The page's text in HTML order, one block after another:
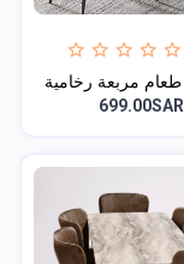
699.00SAR